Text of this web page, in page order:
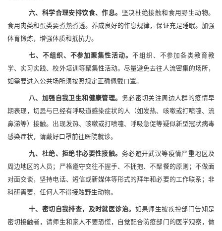
六、 科学合理安排饮食、作息。 坚决杜绝接触和食用野生动物。
食用肉类和蛋类要煮熟煮透。养成良好的作息规律，保证充足睡眠。加强
体育锻炼，增强体质和抵抗力。
七、 不组织、不参加聚集性活动。 不组织、不参加各类教育教
学、实习实践、校外培训等聚集性活动。尽量避免去往人流密集的场所，
如需要进入公共场所须按照规定正确佩戴口罩。
八、 加强自我卫生和健康管理。 务必密切关注周边人群的疫情早
期表现，切忌与已经有呼吸道感染症状的人（如发热、咳嗽或打喷嚏、流
鼻涕等）接触。出现发热、咳嗽或打喷嚏、呼吸急促等疑似新型冠状病毒
感染症状，请戴好口罩前往医院就诊。
九、 杜绝、拒绝非必要性接触。 务必避开武汉等疫情严重地区及
周边地区的人员；严格遵守交往不握手、不拥抱、不聚餐的原则；不做面
对面交谈，坚持电话、短信或新媒体等形式的拜年和必要的工作联系；非
科研需要，任何人不得接触野生动物。
十、 密切自我排查，及时就医诊治。 如果师生被疾控部门告知是
密切接触者，请师生和家人不要恐慌，自觉配合防疫部门的医学观察，做